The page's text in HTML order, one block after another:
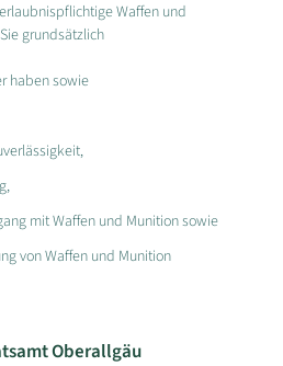
Waffen und
grundsätzlich
haben sowie
mit Waffen und Munition sowie
von Waffen und Munition
Oberallgäu